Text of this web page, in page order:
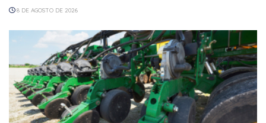
8 DE AGOSTO DE 2026